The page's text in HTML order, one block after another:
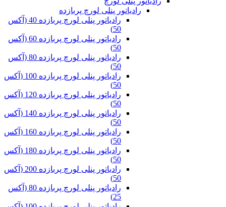
رادیاتور پنلی لورچ پربازده
رادیاتور پنلی لورچ پربازده 40 (آکس
50)
رادیاتور پنلی لورچ پربازده 60 (آکس
50)
رادیاتور پنلی لورچ پربازده 80 (آکس
50)
رادیاتور پنلی لورچ پربازده 100 (آکس
50)
رادیاتور پنلی لورچ پربازده 120 (آکس
50)
رادیاتور پنلی لورچ پربازده 140 (آکس
50)
رادیاتور پنلی لورچ پربازده 160 (آکس
50)
رادیاتور پنلی لورچ پربازده 180 (آکس
50)
رادیاتور پنلی لورچ پربازده 200 (آکس
50)
رادیاتور پنلی لورچ پربازده 80 (آکس
25)